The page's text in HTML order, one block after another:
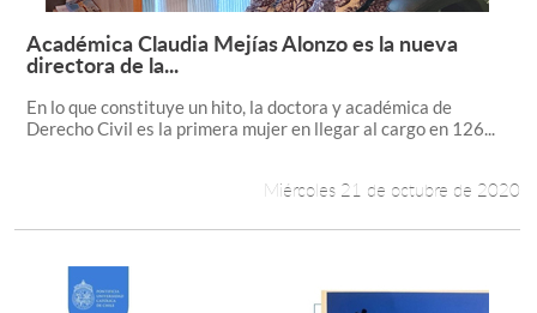
Leer más +
Académica Claudia Mejías Alonzo es la nueva
directora de la...
En lo que constituye un hito, la doctora y académica de
Derecho Civil es la primera mujer en llegar al cargo en 126...
Miércoles 21 de octubre de 2020